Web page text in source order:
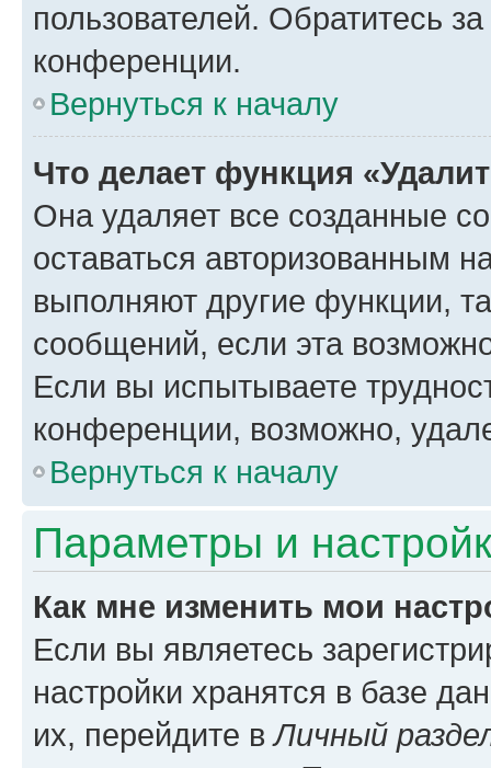
пользователей. Обратитесь
конференции.
Вернуться к началу
Что делает функция
Она удаляет все созданные
оставаться авторизованным
выполняют другие функции,
сообщений, если эта
Если вы испытываете
конференции, возможно,
Вернуться к началу
Параметры и
Как мне изменить мои
Если вы являетесь
настройки хранятся в базе
их, перейдите вЛичный